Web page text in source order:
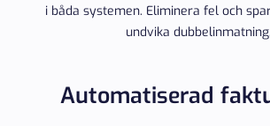
i båda systemen. Eliminera fel och
undvika dubbelinmatning.
Automatiserad